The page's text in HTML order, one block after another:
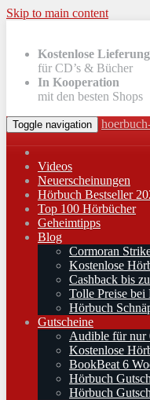
Skip to main content
Kostenlose Lieferung
für CD’s & Bücher
In Kooperation
mit den besten Shops
Toggle navigation
Videos
Neuerscheinungen
Hörbuch Bestseller
Top 100 Hörbücher
Geheimtipps
Blog
Cormoran
Kostenlose
Cashback bis
Tolle Preise bei
Hörbuch
Gutscheine
Audible für nur
Kostenlose
BookBeat 6
Hörbuch
Hörbuch